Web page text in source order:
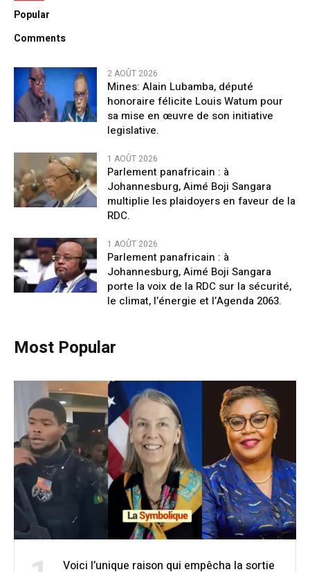
Popular
Comments
2 AOÛT 2026
Mines: Alain Lubamba, député
honoraire félicite Louis Watum pour
sa mise en œuvre de son initiative
legislative.
1 AOÛT 2026
Parlement panafricain : à
Johannesburg, Aimé Boji Sangara
multiplie les plaidoyers en faveur de la
RDC.
1 AOÛT 2026
Parlement panafricain : à
Johannesburg, Aimé Boji Sangara
porte la voix de la RDC sur la sécurité,
le climat, l’énergie et l’Agenda 2063.
Most Popular
Voici l’unique raison qui empêcha la sortie